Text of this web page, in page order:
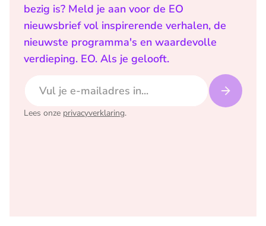
bezig is? Meld je aan voor de EO
nieuwsbrief vol inspirerende verhalen, de
nieuwste programma's en waardevolle
verdieping. EO. Als je gelooft.
Lees onze privacyverklaring.